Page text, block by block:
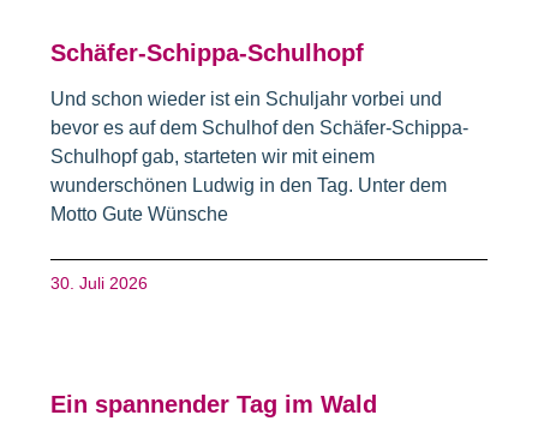
Schäfer-Schippa-Schulhopf
Und schon wieder ist ein Schuljahr vorbei und
bevor es auf dem Schulhof den Schäfer-Schippa-
Schulhopf gab, starteten wir mit einem
wunderschönen Ludwig in den Tag. Unter dem
Motto Gute Wünsche
30. Juli 2026
Ein spannender Tag im Wald